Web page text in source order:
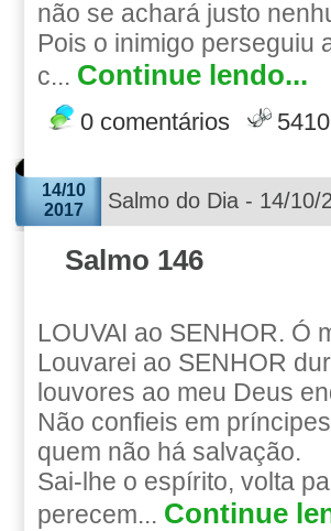
não se achará justo
Pois o inimigo perseguiu
c... Continue lendo...
0 comentários
14/10
2017
Salmo do Dia - 14/10/
Salmo 146
LOUVAI ao SENHOR. Ó
Louvarei ao SENHOR
louvores ao meu Deus
Não confieis em
quem não há salvação.
Sai-lhe o espírito, volta
perecem... Continue